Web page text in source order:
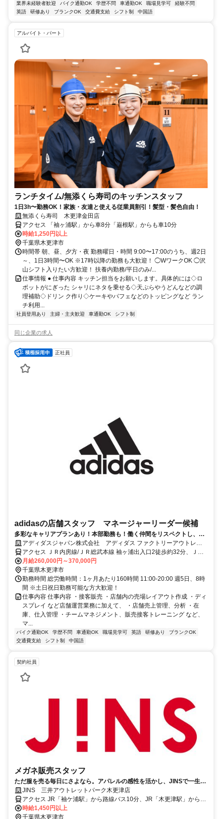
業界未経験者歓迎 バイク通勤OK 学歴不問 車通勤OK 職場見学可
経験不問
英語
研修あり ブランクOK 交通費支給 シフト制 中国語
アルバイト・パート
ランチタイム/無添くら寿司のキッチンスタッフ
1日3h〜勤務OK！家族・友達と使える従業員割引！髪型・髪色自由！
無添くら寿司 木更津金田店
アクセス 「袖ヶ浦駅」から車8分「巌根駅」からも車10分
時給1,250円以上
千葉県木更津市
時間帯 朝、昼、夕方・夜 勤務曜日・時間 9:00〜17:00のうち、週2日
～、1日3時間〜OK ※17時以降の勤務も大歓迎！ ◯WワークOK ◯沢
山シフト入りたい方歓迎！ 扶養内勤務/平日のみ/...
仕事情報 ● 仕事内容 キッチン担当をお願いします。具体的には◇ロ
ボットがにぎった シャリにネタを乗せる◇天ぷらやうどんなどの調
理補助◇ドリン ク作り◇ケーキやパフェなどのトッピングなど ラン
チ利用...
社員登用あり 主婦・主夫歓迎 車通勤OK シフト制
同じ企業の求人
正社員
adidasの店舗スタッフ マネージャーリーダー候補
多彩なキャリアプランあり！本部勤務も！働く仲間をリスペクトし、チ
ームワークを大切にできる方大歓迎！
アディダスジャパン株式会社 アディダス ファクトリーアウトレッ
ト 木更津
アクセス ＪＲ内房線/ＪＲ総武本線 袖ヶ浦出入口2徒歩約32分、ＪＲ
内房線/ＪＲ総武本線 巌根東口徒歩約40分、ＪＲ久留里線 祇園（千葉
県）徒歩約75分 JR袖ヶ浦駅からバス10分
月給260,000円～370,000円
千葉県木更津市
勤務時間 総労働時間：1ヶ月あたり160時間 11:00-20:00 週5日、8時
間 ※土日祝日勤務可能な方大歓迎！
仕事内容 仕事内容 ・接客販売 ・店舗内の売場レイアウト作成 ・ディ
スプレイ など店舗運営業務に加えて、 ・店舗売上管理、分析 ・在
庫、仕入管理 ・チームマネジメント、販売接客トレーニング など、
マ...
バイク通勤OK 学歴不問 車通勤OK 職場見学可 英語 研修あり
ブランクOK
交通費支給
シフト制 中国語
契約社員
メガネ販売スタッフ
ただ服を売る毎日にさよなら。アパレルの感性を活かし、JINSで一生モ
ノの「専門技術職」へ。
JINS 三井アウトレットパーク木更津店
アクセス JR「袖ケ浦駅」から路線バス10分、JR「木更津駅」から路
線バス20分
時給1,450円以上
千葉県木更津市